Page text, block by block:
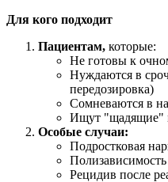
Для кого подходит
Пациентам, которые:
Не готовы к
Нуждаются в
передозировка)
Сомневаются в
Ищут "щадящие"
Особые случаи:
Подростковая
Рецидив после